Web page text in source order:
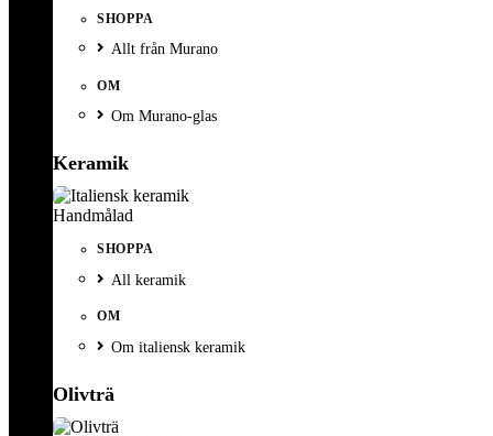
SHOPPA
Allt från Murano
OM
Om Murano-glas
Keramik
Handmålad
SHOPPA
All keramik
OM
Om italiensk keramik
Olivträ